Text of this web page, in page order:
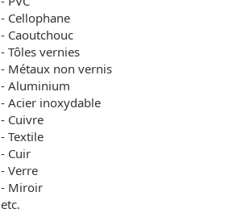
- Cellophane
- Caoutchouc
- Tôles vernies
- Métaux non vernis
- Aluminium
- Acier inoxydable
- Cuivre
- Textile
- Cuir
- Verre
- Miroir
etc.